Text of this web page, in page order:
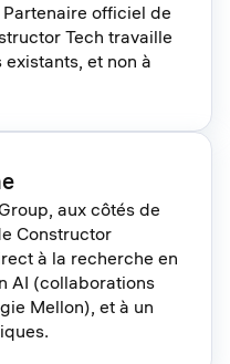
Partenaire officiel de
Tech travaille
et non à
aux côtés de
Constructor
à la recherche en
AI (collaborations
Mellon), et à un